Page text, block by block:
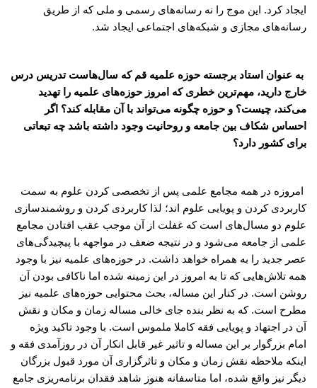
ایجاد کرد. این موج را نه رسانه‌های رسمی و ملی که از طریق
رسانه‌های مجازی و شبکه‌های اجتماعی ایجاد شد.
به عنوان استاد برجسته حوزه علمیه قم که سال‌هاست تدریس درس
خارج دارید، مهم‌ترین خطری که امروز حوزه‌های علمیه را تهدید
می‌کند، چیست؟ و حوزه چگونه می‌تواند با آن مقابله کند؟ اگر
احساس شکاف بین جامعه و روحانیت وجود داشته باشد چه تبعاتی
برای کشور دارد؟
امروزه در همه مجامع علمی پس از تخصصی کردن علوم به سمت
کاربردی کردن و پویایی علوم اند؛ لذا کاربردی کردن و روشمند‌سازی
علوم دو مسال‌های است که غفلت از آن موجب عقب افتادن مجامع
علمی از جامعه می‌شود و در نتیجه ضعف در مواجهه با پیچیدگی‌های
عصر جدید را به همراه خواهد داشت. در حوزه‌های علمیه نیز با وجود
همه تلاش‌هایی که تا به امروز در این زمینه شده اما ناکافی بودن آن
روشن است. در کنار این مساله، بحث محتوایی حوزه‌های علمیه نیز
مطرح است. که به نظر بنده جای خالی مساله زمان و مکان و نقش
آن در اجتهاد و پویایی فقه کاملا ملموس است. با وجود تاکید ویژه
امام بزرگوار بر این مساله و تاثیر غیر قابل انکار آن در روزآمدی فقه و
اینکه ملاحظه نقش زمان و مکان و تاثرگزاری آن مورد قبول بزرگان
دیگر نیز واقع شده، اما متاسفانه هنوز شاهد فقدان برنامه‌ریزی جامع